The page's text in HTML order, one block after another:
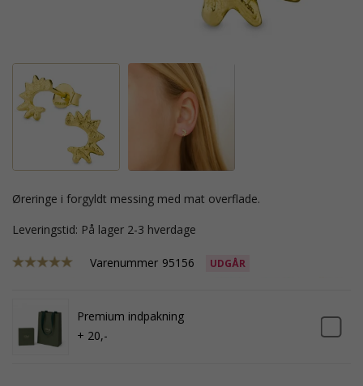
øreringe i forgyldt messing med mat overflade.
Leveringstid: På lager 2-3 hverdage
Varenummer 95156 UDGÅR
Premium indpakning
+ 20,-